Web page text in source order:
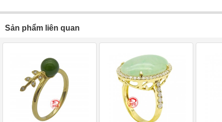
Sản phẩm liên quan